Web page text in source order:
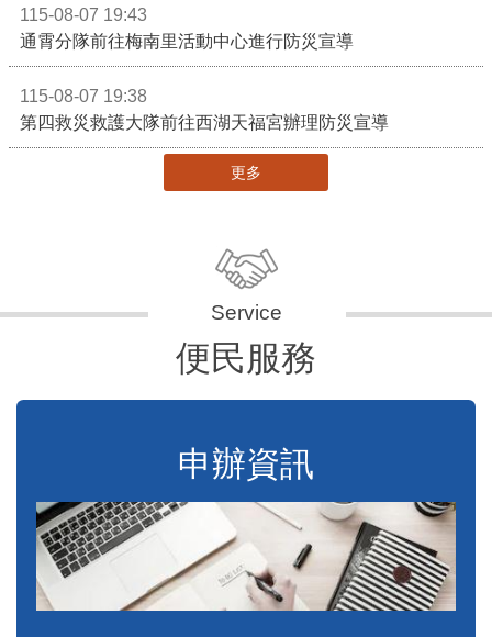
115-08-07 19:43
通霄分隊前往梅南里活動中心進行防災宣導
115-08-07 19:38
第四救災救護大隊前往西湖天福宮辦理防災宣導
更多
便民服務
申辦資訊